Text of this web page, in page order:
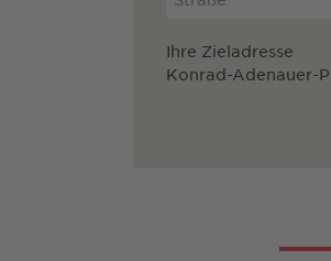
Ihre Zieladresse
Konrad-Adenauer-